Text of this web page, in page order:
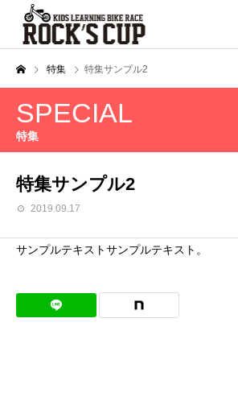
特集 特集サンプル2
SPECIAL
特集
特集サンプル2
2019.09.17
サンプルテキストサンプルテキスト。